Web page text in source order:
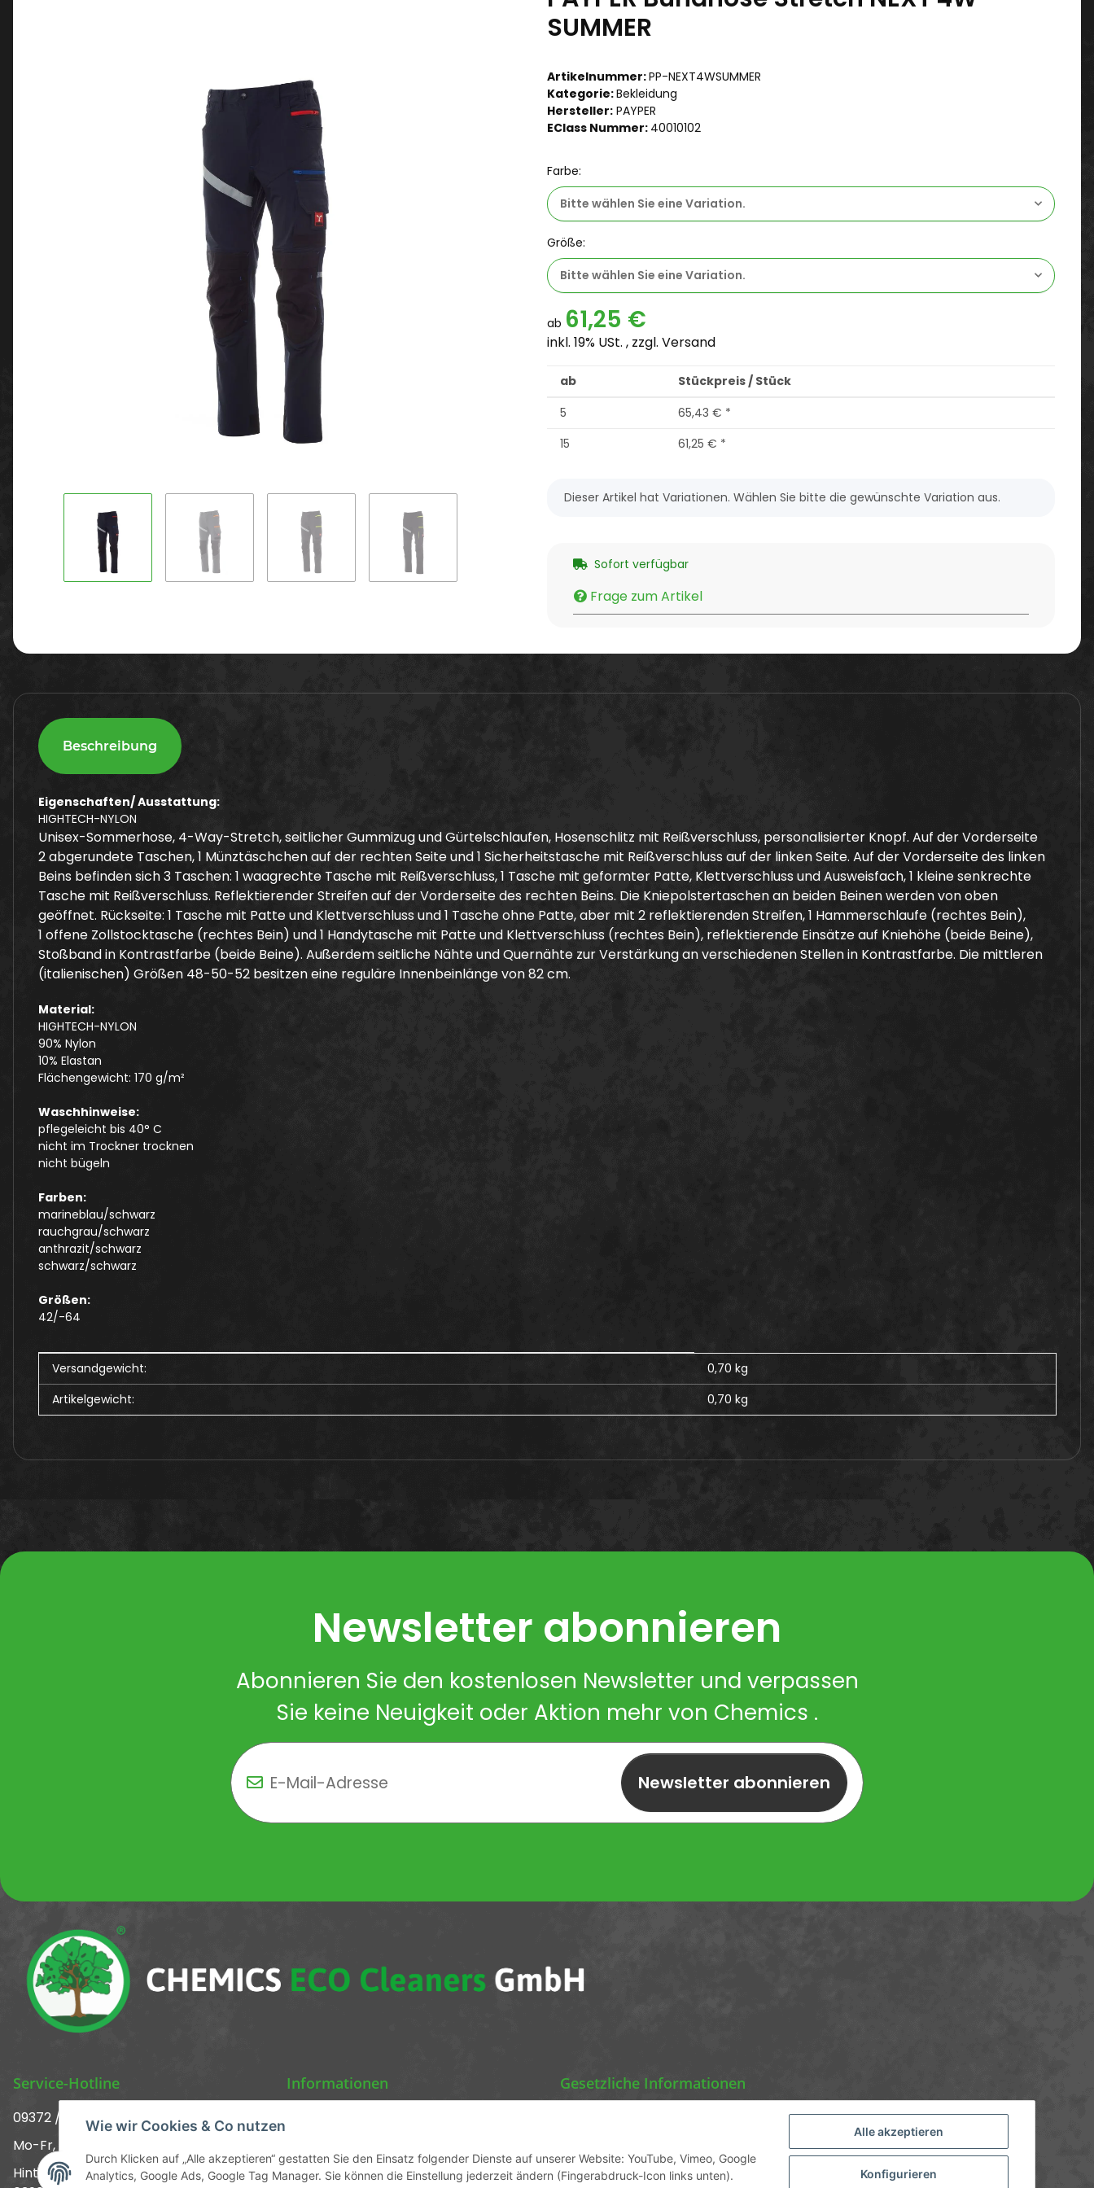
Alle akzeptieren
Konfigurieren
Wie wir Cookies & Co nutzen
Durch Klicken auf „Alle akzeptieren“ gestatten Sie den Einsatz folgender Dienste auf unserer Website: YouTube, Vimeo, Google
Analytics, Google Ads, Google Tag Manager. Sie können die Einstellung jederzeit ändern (Fingerabdruck-Icon links unten).
SUMMER
Artikelnummer:PP-NEXT4WSUMMER
Kategorie:Bekleidung
Hersteller: PAYPER
EClass Nummer: 40010102
Farbe:
Bitte wählen Sie eine Variation.
Größe:
Bitte wählen Sie eine Variation.
ab 61,25 €
inkl. 19% USt. , zzgl. Versand
ab
Stückpreis / Stück
5
65,43 € *
15
61,25 € *
x
Dieser Artikel hat Variationen. Wählen Sie bitte die gewünschte Variation aus.
Sofort verfügbar
Frage zum Artikel
Beschreibung
Eigenschaften/ Ausstattung:
HIGHTECH-NYLON
Unisex-Sommerhose, 4-Way-Stretch, seitlicher Gummizug und Gürtelschlaufen, Hosenschlitz mit Reißverschluss, personalisierter Knopf. Auf der Vorderseite
2 abgerundete Taschen, 1 Münztäschchen auf der rechten Seite und 1 Sicherheitstasche mit Reißverschluss auf der linken Seite. Auf der Vorderseite des linken
Beins befinden sich 3 Taschen: 1 waagrechte Tasche mit Reißverschluss, 1 Tasche mit geformter Patte, Klettverschluss und Ausweisfach, 1 kleine senkrechte
Tasche mit Reißverschluss. Reflektierender Streifen auf der Vorderseite des rechten Beins. Die Kniepolstertaschen an beiden Beinen werden von oben
geöffnet. Rückseite: 1 Tasche mit Patte und Klettverschluss und 1 Tasche ohne Patte, aber mit 2 reflektierenden Streifen, 1 Hammerschlaufe (rechtes Bein),
1 offene Zollstocktasche (rechtes Bein) und 1 Handytasche mit Patte und Klettverschluss (rechtes Bein), reflektierende Einsätze auf Kniehöhe (beide Beine),
Stoßband in Kontrastfarbe (beide Beine). Außerdem seitliche Nähte und Quernähte zur Verstärkung an verschiedenen Stellen in Kontrastfarbe. Die mittleren
(italienischen) Größen 48-50-52 besitzen eine reguläre Innenbeinlänge von 82 cm.
Material:
HIGHTECH-NYLON
90% Nylon
10% Elastan
Flächengewicht: 170 g/m²
Waschhinweise:
pflegeleicht bis 40° C
nicht im Trockner trocknen
nicht bügeln
Farben:
marineblau/schwarz
rauchgrau/schwarz
anthrazit/schwarz
schwarz/schwarz
Größen:
42/-64
Produkteigenschaft
Wert
Versandgewicht:
0,70 kg
Artikelgewicht:
0,70 kg
Newsletter abonnieren
Abonnieren Sie den kostenlosen Newsletter und verpassen
Sie keine Neuigkeit oder Aktion mehr von Chemics .
Newsletter abonnieren
Service-Hotline
09372 / 70 80 90
Mo-Fr, 09:00-12:00 | 13:00-17:00 Uhr
Hinter den Straßenäckern 11-13
Informationen
Kontakt
Versandinformationen
Gesetzliche Informationen
AGB
Sitemap